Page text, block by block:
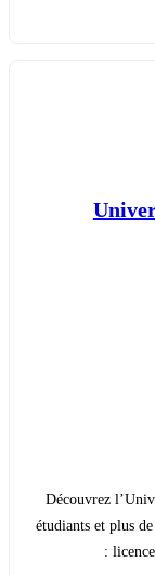
Découvrez
étudiants et plus
: